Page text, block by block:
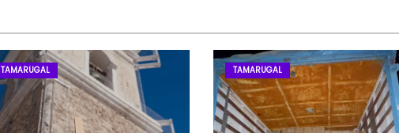
TAMARUGAL TAMARUGAL